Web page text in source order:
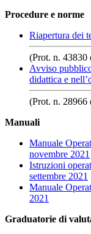
Procedure e norme
Riapertura dei
(Prot. n. 43830
Avviso
didattica e
(Prot. n. 28966
Manuali
Manuale
novembre 2021
Istruzioni
settembre 2021
Manuale
2021
Graduatorie di